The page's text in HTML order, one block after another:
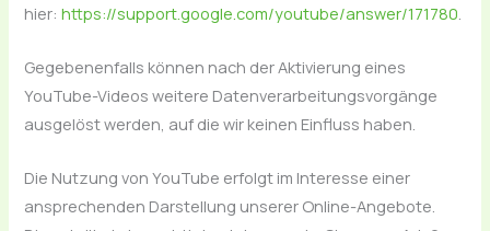
hier:https://support.google.com/youtube/answer/171780
Gegebenenfalls können nach der Aktivierung eines
YouTube-Videos weitere Datenverarbeitungsvorgänge
ausgelöst werden, auf die wir keinen Einfluss haben.
Die Nutzung von YouTube erfolgt im Interesse einer
ansprechenden Darstellung unserer Online-Angebote.